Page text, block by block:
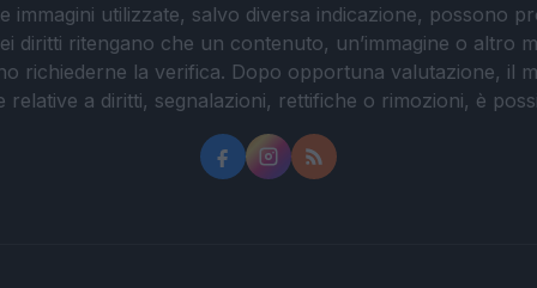
immagini utilizzate, salvo diversa indicazione, possono
diritti ritengano che un contenuto, un’immagine o altro
richiederne la verifica. Dopo opportuna valutazione, il
a diritti, segnalazioni, rettifiche o rimozioni, è